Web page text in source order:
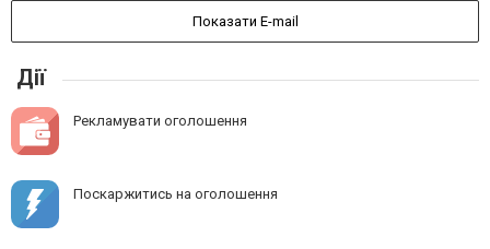
Показати E-mail
Дії
Рекламувати оголошення
Поскаржитись на оголошення